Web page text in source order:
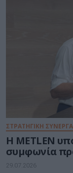
ΣΤΡΑΤΗΓΙΚΗ
Η METLEN
συμφωνία
29.07.2026